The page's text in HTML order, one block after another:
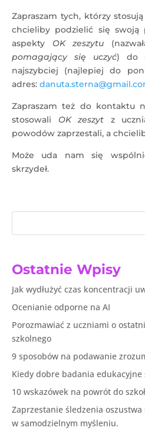
Zapraszam tych, którzy stosują
chcieliby podzielić się swoją
aspekty OK zeszytu
pomagający się uczyć) do
najszybciej (najlepiej do
adres:
Zapraszam też do kontaktu
stosowali OK zeszyt z
powodów zaprzestali, a
Może uda nam się
skrzydeł.
Ostatnie Wpisy
Jak wydłużyć czas koncentracji
Ocenianie odporne na AI
Porozmawiać z uczniami o
szkolnego
9 sposobów na podawanie
Kiedy dobre badania edukacyjne
10 wskazówek na powrót do
Zaprzestanie śledzenia
w samodzielnym myśleniu.